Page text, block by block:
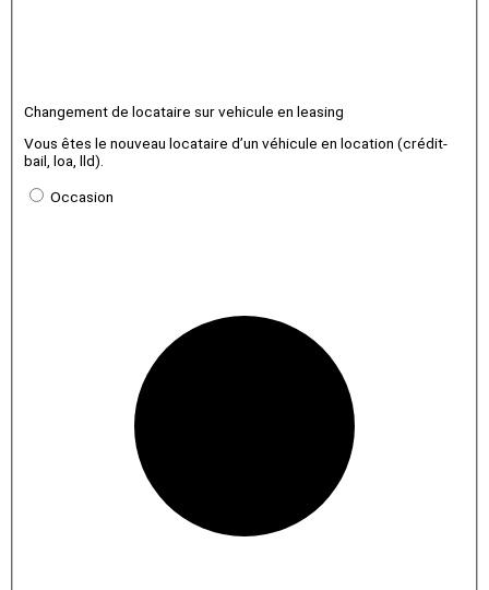
Changement de locataire sur vehicule en leasing
Vous êtes le nouveau locataire d’un véhicule en location (crédit-
bail, loa, lld).
Occasion